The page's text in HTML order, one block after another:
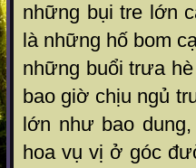
những bụi tre lớn
là những hố bom
những buổi trưa
bao giờ chịu ngủ
lớn như bao
hoa vụ vị ở góc